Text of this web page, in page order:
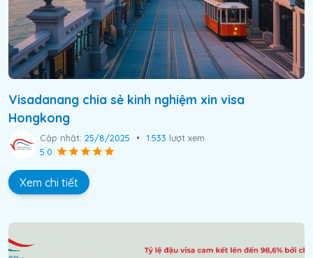
Visadanang chia sẻ kinh nghiệm xin visa
Hongkong
Cập nhật: 25/8/2025 • 1.533 lượt xem
5.0
Xem chi tiết